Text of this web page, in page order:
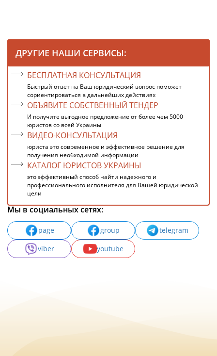
ДРУГИЕ НАШИ СЕРВИСЫ:
БЕСПЛАТНАЯ КОНСУЛЬТАЦИЯ
Быстрый ответ на Ваш юридический вопрос поможет
сориентироваться в дальнейших действиях
ОБЪЯВИТЕ СОБСТВЕННЫЙ ТЕНДЕР
И получите выгодное предложение от более чем 5000
юристов со всей Украины
ВИДЕО-КОНСУЛЬТАЦИЯ
юриста это современное и эффективное решение для
получения необходимой информации
КАТАЛОГ ЮРИСТОВ УКРАИНЫ
это эффективный способ найти надежного и
профессионального исполнителя для Вашей юридической
цели
Мы в социальных сетях:
page group
telegram
viber
youtube